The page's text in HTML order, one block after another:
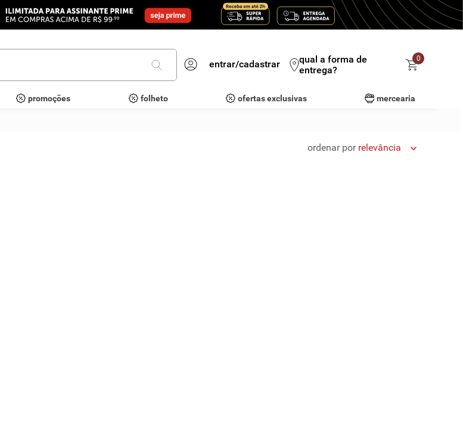
entrar/cadastrar
qual a forma de
entrega?
0
promoções folheto ofertas exclusivas mercearia
ordenar por relevância